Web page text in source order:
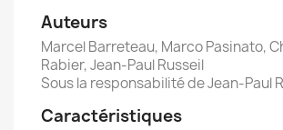
Auteurs
Marcel Barreteau, Marco Pasinato,
Rabier, Jean-Paul Russeil
Sous la responsabilité de Jean-Paul
Caractéristiques